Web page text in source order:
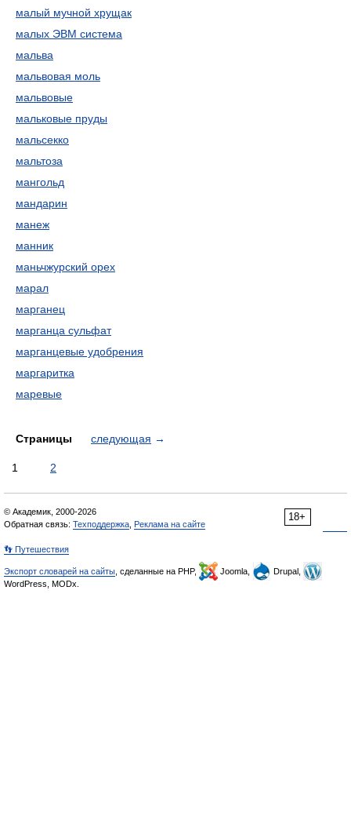
малый мучной хрущак
малых ЭВМ система
мальва
мальвовая моль
мальвовые
мальковые пруды
мальсекко
мальтоза
мангольд
мандарин
манеж
манник
маньчжурский орех
марал
марганец
марганца сульфат
марганцевые удобрения
маргаритка
маревые
Страницы следующая →
1 2
18+
© Академик, 2000-2026
Обратная связь: Техподдержка Реклама на сайте
👣 Путешествия
Экспорт словарей на сайты , сделанные на PHP, Joomla,
Drupal,
WordPress, MODx.